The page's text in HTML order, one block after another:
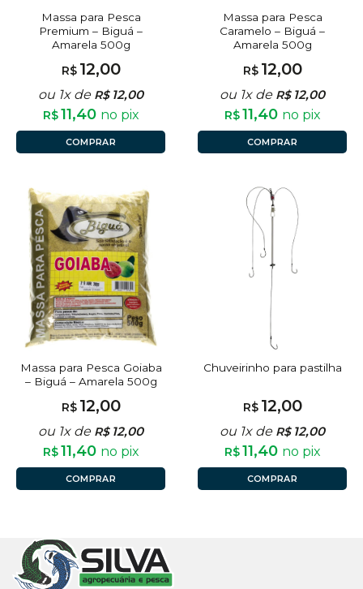
Massa para Pesca
Premium – Biguá –
Amarela 500g
R$ 12,00
ou 1x de R$ 12,00
R$11,40 no pix
COMPRAR
Massa para Pesca
Caramelo – Biguá –
Amarela 500g
R$ 12,00
ou 1x de R$ 12,00
R$11,40 no pix
COMPRAR
Massa para Pesca Goiaba
– Biguá – Amarela 500g
R$ 12,00
ou 1x de R$ 12,00
R$11,40 no pix
COMPRAR
Chuveirinho para pastilha
R$ 12,00
ou 1x de R$ 12,00
R$11,40 no pix
COMPRAR